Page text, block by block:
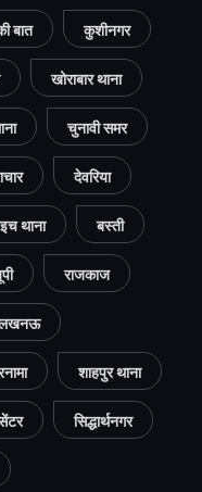
बात कुशीनगर
खोराबार थाना
चुनावी समर
देवरिया
थाना बस्ती
राजकाज
शाहपुर थाना
सिद्धार्थनगर